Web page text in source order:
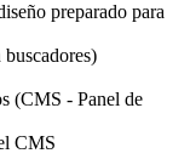
preparado para
(CMS - Panel de
CMS